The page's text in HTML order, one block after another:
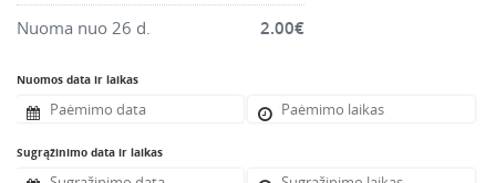
Sodo ir miško įranga
Vandens ir purvo siurbliai
Valymo įranga
Viniakaliai, kabiakalės, šaudykliai
Nuoma nuo 26 d. 2.00€
Nuomos data ir laikas
Sugrąžinimo data ir laikas